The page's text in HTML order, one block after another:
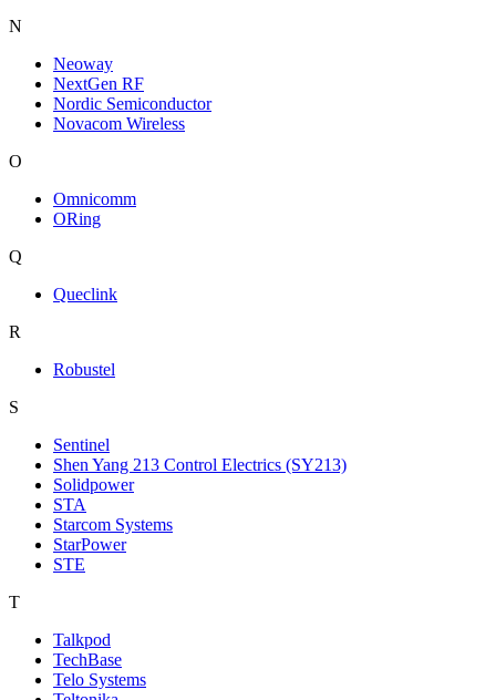
N
Neoway
NextGen RF
Nordic Semiconductor
Novacom Wireless
O
Omnicomm
ORing
Q
Queclink
R
Robustel
S
Sentinel
Shen Yang 213 Control Electrics (SY213)
Solidpower
STA
Starcom Systems
StarPower
STE
T
Talkpod
TechBase
Telo Systems